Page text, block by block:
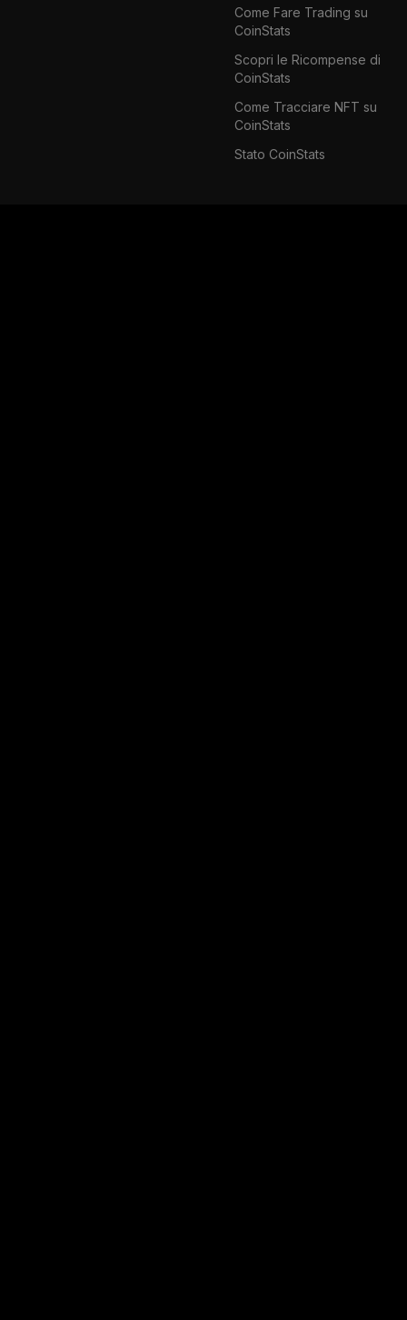
Come Fare Trading su
CoinStats
Scopri le Ricompense di
CoinStats
Come Tracciare NFT su
CoinStats
Stato CoinStats